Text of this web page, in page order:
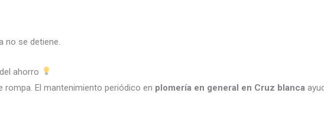
no se detiene.
ahorro
El mantenimiento periódico en plomería en general en Cruz blanca